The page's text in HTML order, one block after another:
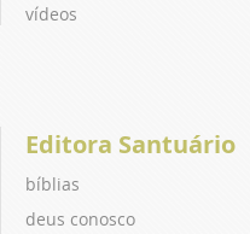
vídeos
Editora Santuário
bíblias
deus conosco